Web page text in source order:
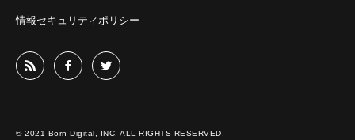
情報セキュリティポリシー
© 2021 Born Digital, INC. ALL RIGHTS RESERVED.